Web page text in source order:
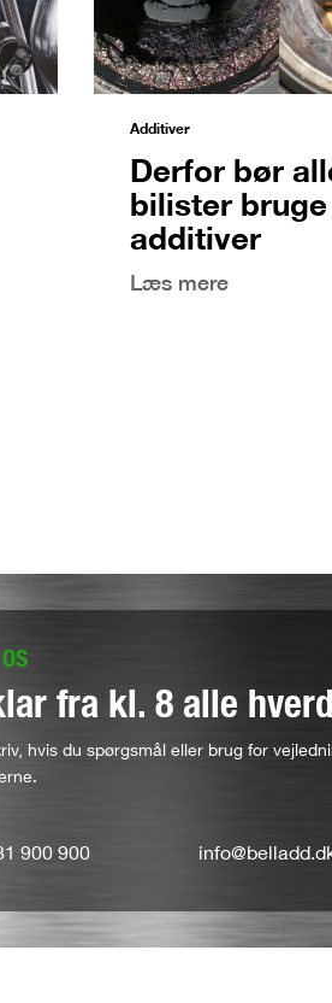
Additiver
Derfor bør
bilister bruge
additiver
Læs mere
fra kl. 8 alle
hvis du spørgsmål eller brug for
900 900